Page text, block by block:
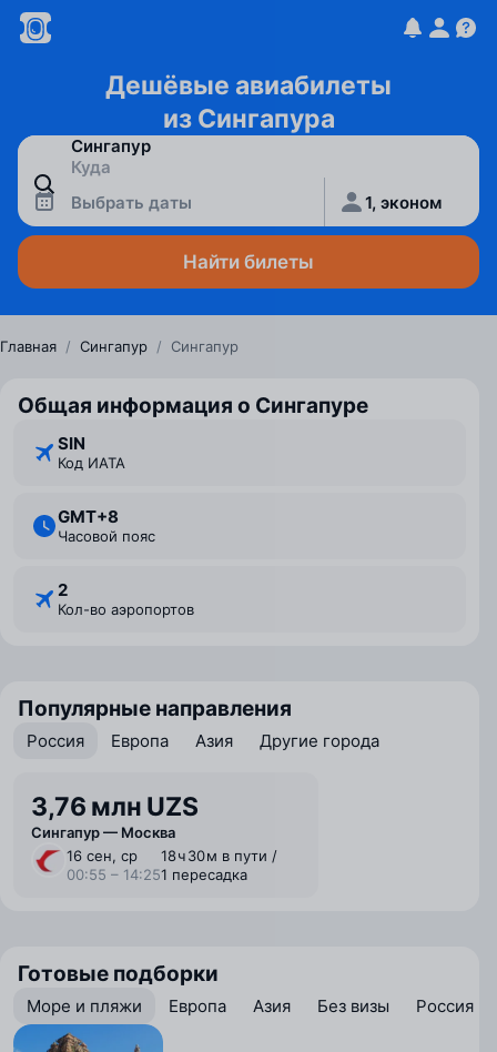
Дешёвые авиабилеты
из Сингапура
Выбрать даты 1, эконом
Найти билеты
Главная / Сингапур / Сингапур
Общая информация о Сингапуре
SIN
Код ИАТА
GMT+8
Часовой пояс
2
Кол-во аэропортов
Популярные направления
Россия Европа Азия Другие города
3,76 млн UZS
Сингапур — Москва
16 сен, ср
00:55 – 14:25
18 ⁠ч 30 ⁠м в пути /
1 пересадка
Готовые подборки
Море и пляжи Европа Азия Без визы Россия